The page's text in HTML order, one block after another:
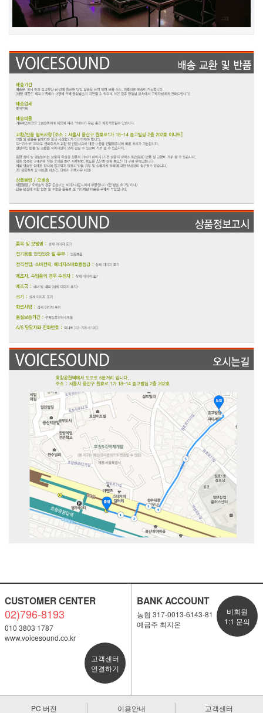
CUSTOMER CENTER
02)796-8193
010 3803 1787
www.voicesound.co.kr
고객센터
연결하기
BANK ACCOUNT
농협 317-0013-6143-81
예금주 최지온
비회원
1:1 문의
PC 버전 이용안내 고객센터